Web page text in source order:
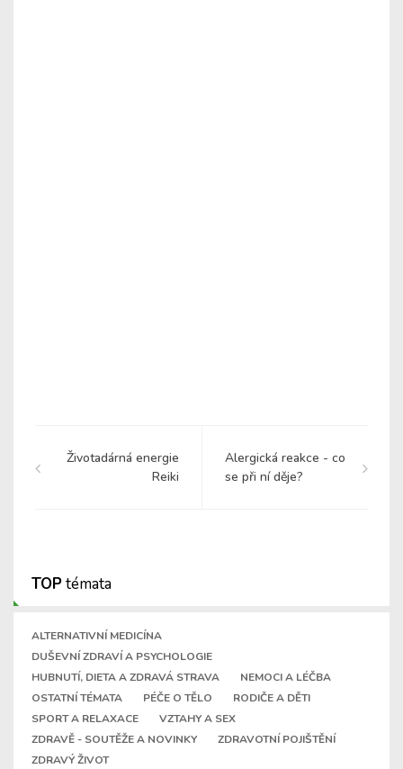
Životadárná energie
Reiki
Alergická reakce - co
se při ní děje?
TOPtémata
ALTERNATIVNÍ MEDICÍNA
DUŠEVNÍ ZDRAVÍ A PSYCHOLOGIE
HUBNUTÍ, DIETA A ZDRAVÁ STRAVA
NEMOCI A LÉČBA
OSTATNÍ TÉMATA
PÉČE O TĚLO
RODIČE A DĚTI
SPORT A RELAXACE
VZTAHY A SEX
ZDRAVĚ - SOUTĚŽE A NOVINKY
ZDRAVOTNÍ POJIŠTĚNÍ
ZDRAVÝ ŽIVOT